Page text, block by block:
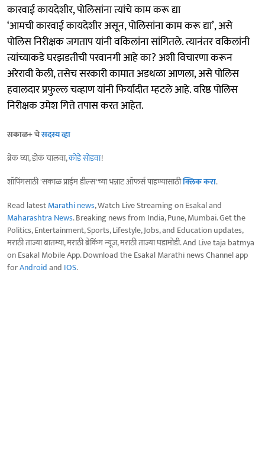
कारवाई कायदेशीर, पोलिसांना त्यांचे काम करू द्या
‘आमची कारवाई कायदेशीर असून, पोलिसांना काम करू द्या’, असे
पोलिस निरीक्षक जगताप यांनी वकिलांना सांगितले. त्यानंतर वकिलांनी
त्यांच्याकडे घरझडतीची परवानगी आहे का? अशी विचारणा करून
अरेरावी केली, तसेच सरकारी कामात अडथळा आणला, असे पोलिस
हवालदार प्रफुल्ल चव्हाण यांनी फिर्यादीत म्हटले आहे. वरिष्ठ पोलिस
निरीक्षक उमेश गित्ते तपास करत आहेत.
सकाळ+ चेसदस्य व्हा
ब्रेक घ्या, डोकं चालवा,कोडे सोडवा!
शॉपिंगसाठी 'सकाळ प्राईम डील्स'च्या भन्नाट ऑफर्स पाहण्यासाठीक्लिक करा.
Read latestMarathi news, Watch Live Streaming on Esakal and
Maharashtra News. Breaking news from India, Pune, Mumbai. Get the
Politics, Entertainment, Sports, Lifestyle, Jobs, and Education updates,
मराठी ताज्या बातम्या, मराठी ब्रेकिंग न्यूज, मराठी ताज्या घडामोडी. And Live taja batmya
on Esakal Mobile App. Download the Esakal Marathi news Channel app
forAndroidand IOS.